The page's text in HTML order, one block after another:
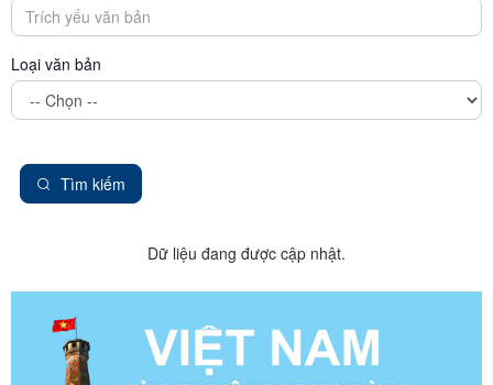
Loại văn bản
Tìm kiếm
Dữ liệu đang được cập nhật.